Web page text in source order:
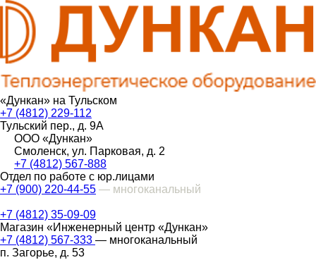
«Дункан» на Тульском
+7 (4812) 229-112
Тульский пер., д. 9А
ООО «Дункан»
Смоленск, ул. Парковая, д. 2
+7 (4812) 567-888
Отдел по работе с юр.лицами
+7 (900) 220-44-55 — многоканальный
+7 (4812) 35-09-09
Магазин «Инженерный центр «Дункан»
+7 (4812) 567-333 — многоканальный
п. Загорье, д. 53